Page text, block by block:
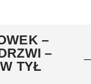
–
–
TYŁ